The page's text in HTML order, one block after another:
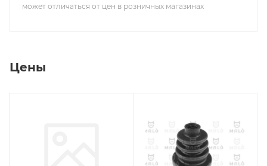
может отличаться от цен в розничных магазинах
Цены